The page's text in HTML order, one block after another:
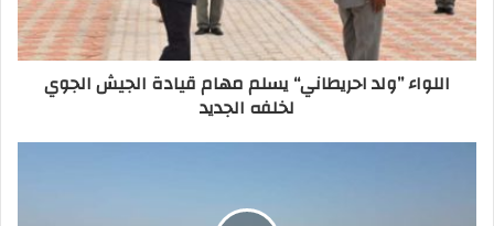
اللواء ”ولد احريطاني“ يسلم مهام قيادة الجيش الجوي
لخلفه الجديد